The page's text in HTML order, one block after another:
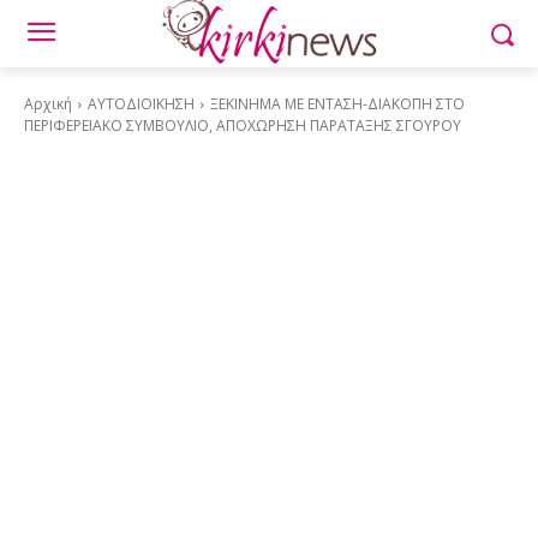
Αρχική ΑΥΤΟΔΙΟΙΚΗΣΗ
ΞΕΚΙΝΗΜΑ ΜΕ ΕΝΤΑΣΗ-ΔΙΑΚΟΠΗ ΣΤΟ
ΠΕΡΙΦΕΡΕΙΑΚΟ ΣΥΜΒΟΥΛΙΟ, ΑΠΟΧΩΡΗΣΗ ΠΑΡΑΤΑΞΗΣ ΣΓΟΥΡΟΥ